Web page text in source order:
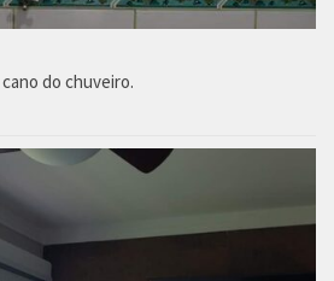
do chuveiro.